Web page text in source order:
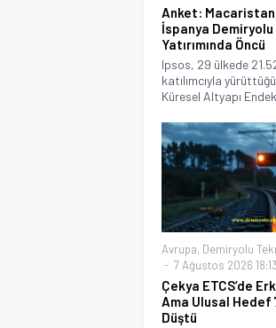
Anket:
İspanya Demiryolu
Yatırımında Öncü
Ipsos, 29 ülkede
katılımcıyla
Küresel Altyapı
Avrupa, Demiryolu
7 Ağustos 2026 18:13
Çekya ETCS’de
Ama Ulusal Hedef
Düştü